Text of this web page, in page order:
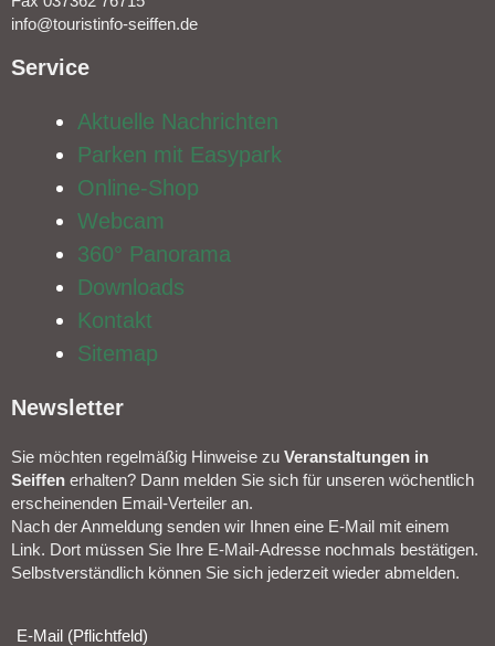
info@touristinfo-seiffen.de
Service​
Aktuelle Nachrichten
Parken mit Easypark
Online-Shop
Webcam
360° Panorama
Downloads
Kontakt
Sitemap
Newsletter​
Sie möchten regelmäßig Hinweise zu Veranstal­tungen in
Seiffen erhalten? Dann melden Sie sich für unseren wöchentlich
erscheinenden Email-Verteiler an.
Nach der Anmeldung senden wir Ihnen eine E-Mail mit einem
Link. Dort müssen Sie Ihre E-Mail-Adresse nochmals bestätigen.
Selbstverständlich können Sie sich jederzeit wieder abmelden.​
E-Mail (Pflichtfeld)